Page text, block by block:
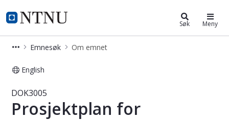
NTNU Hjemmeside
Studier Søk Meny
Emnesøk Om emnet
English
Emne - Prosjektplan for
DOK3005
Prosjektplan for